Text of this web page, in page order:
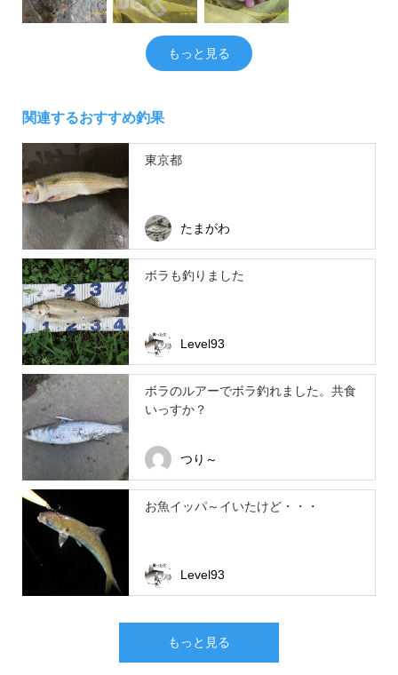
もっと見る
関連するおすすめ釣果
東京都
たまがわ
ボラも釣りました
Level93
ボラのルアーでボラ釣れました。共食
いっすか？
つり～
お魚イッパ～イいたけど・・・
Level93
もっと見る